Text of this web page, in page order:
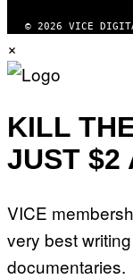
© 2026 VICE
×
KILL
JUST $2
VICE
very best
documentaries.